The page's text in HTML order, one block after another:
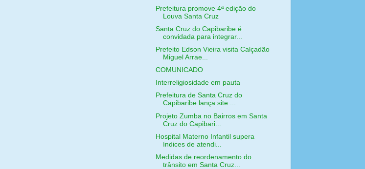
Prefeitura promove 4ª edição do
Louva Santa Cruz
Santa Cruz do Capibaribe é
convidada para integrar...
Prefeito Edson Vieira visita Calçadão
Miguel Arrae...
COMUNICADO
Interreligiosidade em pauta
Prefeitura de Santa Cruz do
Capibaribe lança site ...
Projeto Zumba no Bairros em Santa
Cruz do Capibari...
Hospital Materno Infantil supera
índices de atendi...
Medidas de reordenamento do
trânsito em Santa Cruz...